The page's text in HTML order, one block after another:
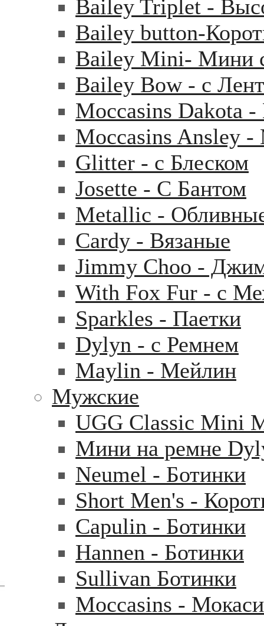
Bailey Triplet -
Bailey button-
Bailey Mini- Мини
Bailey Bow - с
Moccasins Dakota
Moccasins Ansley
Glitter - с Блеском
Josette - С Бантом
Metallic -
Cardy - Вязаные
Jimmy Choo -
With Fox Fur - с
Sparkles - Паетки
Dylyn - с Ремнем
Maylin - Мейлин
Мужские
UGG Classic Mini
Мини на ремне
Neumel - Ботинки
Short Men's -
Capulin - Ботинки
Hannen - Ботинки
Sullivan Ботинки
Moccasins -